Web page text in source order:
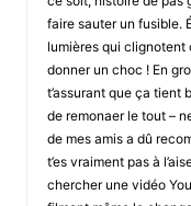
faire sauter un fusible.
lumières qui clignotent
donner un choc ! En
t’assurant que ça tient
de remonaer le tout –
de mes amis a dû
t’es vraiment pas à
chercher une vidéo